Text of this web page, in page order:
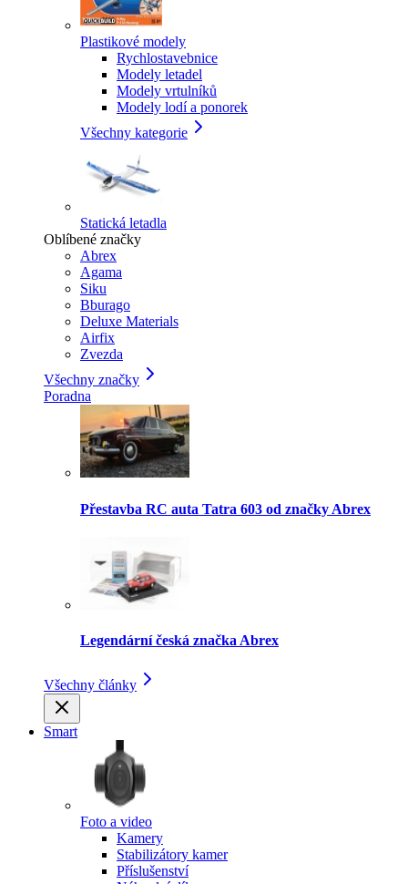
Plastikové modely
Rychlostavebnice
Modely letadel
Modely vrtulníků
Modely lodí a ponorek
Všechny kategorie
Statická letadla
Oblíbené značky
Abrex
Agama
Siku
Bburago
Deluxe Materials
Airfix
Zvezda
Všechny značky
Poradna
Přestavba RC auta Tatra 603 od značky Abrex
Legendární česká značka Abrex
Všechny články
Smart
Foto a video
Kamery
Stabilizátory kamer
Příslušenství